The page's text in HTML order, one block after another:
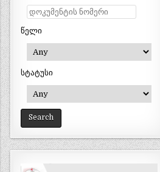
წელი
სტატუსი